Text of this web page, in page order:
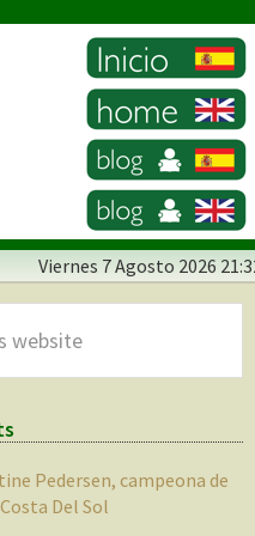
Viernes 7 Agosto 2026
Pedersen, campeona de
Del Sol